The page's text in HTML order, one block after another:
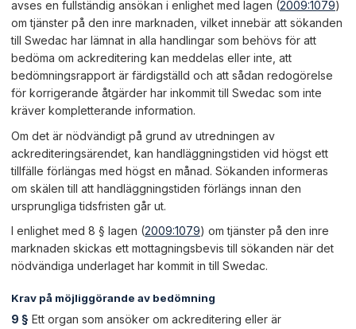
avses en fullständig ansökan i enlighet med lagen (2009:1079)
om tjänster på den inre marknaden, vilket innebär att sökanden
till Swedac har lämnat in alla handlingar som behövs för att
bedöma om ackreditering kan meddelas eller inte, att
bedömningsrapport är färdigställd och att sådan redogörelse
för korrigerande åtgärder har inkommit till Swedac som inte
kräver kompletterande information.
Om det är nödvändigt på grund av utredningen av
ackrediteringsärendet, kan handläggningstiden vid högst ett
tillfälle förlängas med högst en månad. Sökanden informeras
om skälen till att handläggningstiden förlängs innan den
ursprungliga tidsfristen går ut.
I enlighet med 8 § lagen (2009:1079) om tjänster på den inre
marknaden skickas ett mottagningsbevis till sökanden när det
nödvändiga underlaget har kommit in till Swedac.
Krav på möjliggörande av bedömning
9 § Ett organ som ansöker om ackreditering eller är